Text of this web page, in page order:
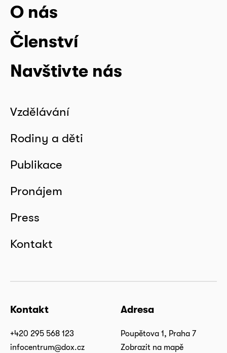
O nás
Členství
Navštivte nás
Vzdělávání
Rodiny a děti
Publikace
Pronájem
Press
Kontakt
Kontakt
+420 295 568 123
infocentrum@dox.cz
Adresa
Poupětova 1, Praha 7
Zobrazit na mapě